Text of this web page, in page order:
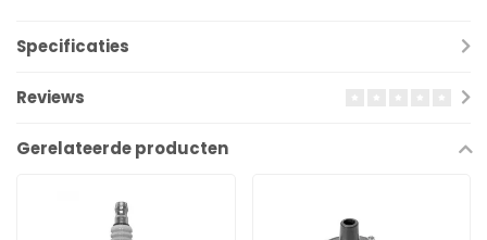
Specificaties
Reviews
Gerelateerde producten